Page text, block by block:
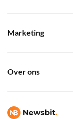
Marketing
Over ons